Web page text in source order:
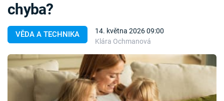
Témata
Témata
Pořady
VĚDA A TECHNIKA
14. května 2026 09:00
Klára Ochmanová
chyba?